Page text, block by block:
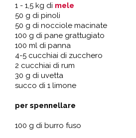
1 - 1,5 kg di mele
50 g di pinoli
50 g di nocciole macinate
100 g di pane grattugiato
100 ml di panna
4-5 cucchiai di zucchero
2 cucchiai di rum
30 g di uvetta
succo di 1 limone
per spennellare
100 g di burro fuso